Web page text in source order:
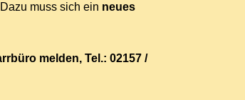
muss sich ein neues
melden, Tel.: 02157 /